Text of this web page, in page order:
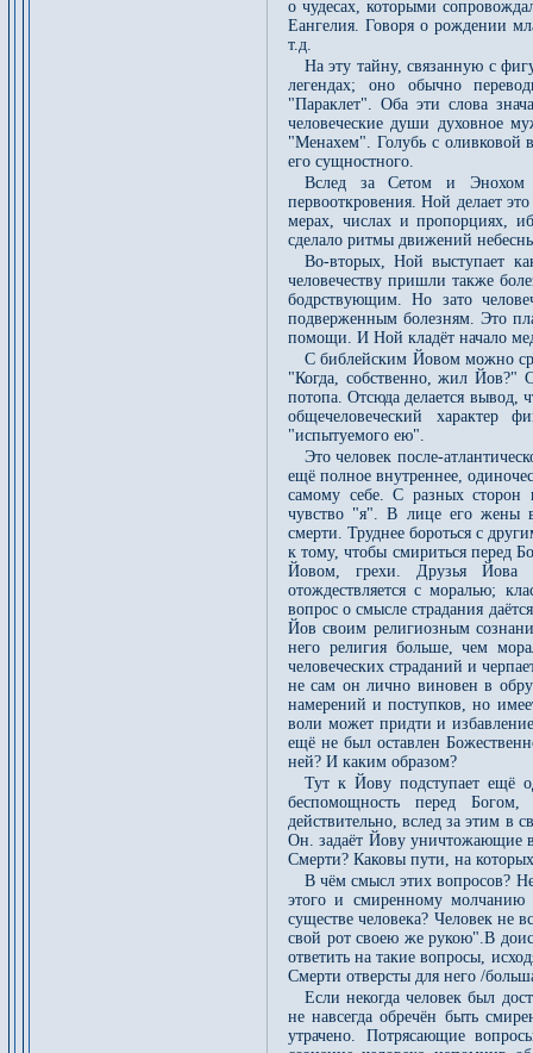
о чудесах, которыми
Еангелия. Говоря о рождении
т.д.
На эту тайну, связанную с
легендах; оно обычно
"Параклет". Оба эти слова
человеческие души духовное
"Менахем". Голубь с оливковой
его сущностного.
Вслед за Сетом и Энохом
первооткровения. Ной делает
мерах, числах и пропорциях,
сделало ритмы движений
Во-вторых, Ной выступает
человечеству пришли также
бодрствующим. Но зато
подверженным болезням. Это
помощи. И Ной кладёт начало
С библейским Йовом можно
"Когда, собственно, жил Йов?"
потопа. Отсюда делается вывод,
общечеловеческий характер
"испытуемого ею".
Это человек после-
ещё полное внутреннее,
самому себе. С разных сторон
чувство "я". В лице его жены
смерти. Труднее бороться с
к тому, чтобы смириться перед
Йовом, грехи. Друзья Йова
отождествляется с моралью;
вопрос о смысле страдания
Йов своим религиозным
него религия больше, чем
человеческих страданий и
не сам он лично виновен в
намерений и поступков, но
воли может придти и
ещё не был оставлен
ней? И каким образом?
Тут к Йову подступает ещё
беспомощность перед
действительно, вслед за этим в
Он. задаёт Йову уничтожающие
Смерти? Каковы пути, на
В чём смысл этих вопросов?
этого и смиренному
существе человека? Человек не
свой рот своею же рукою".В
ответить на такие вопросы,
Смерти отверсты для него /
Если некогда человек был
не навсегда обречён быть
утрачено. Потрясающие